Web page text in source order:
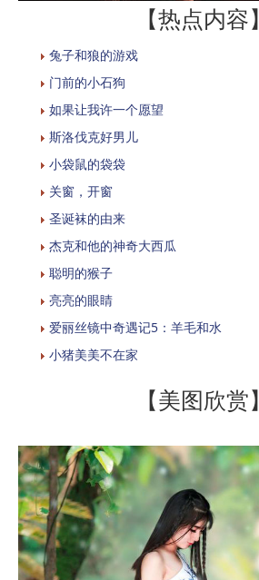
【热点内容】
兔子和狼的游戏
门前的小石狗
如果让我许一个愿望
斯洛伐克好男儿
小袋鼠的袋袋
关窗，开窗
圣诞袜的由来
杰克和他的神奇大西瓜
聪明的猴子
亮亮的眼睛
爱丽丝镜中奇遇记5：羊毛和水
小猪美美不在家
【美图欣赏】